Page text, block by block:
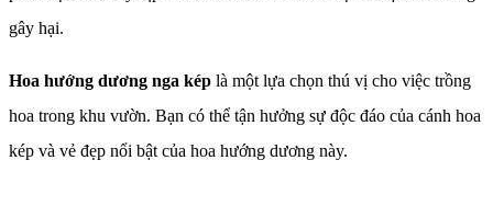
gây hại.
Hoa hướng dương nga kép là một lựa chọn thú vị cho việc trồng
hoa trong khu vườn. Bạn có thể tận hưởng sự độc đáo của cánh hoa
kép và vẻ đẹp nổi bật của hoa hướng dương này.